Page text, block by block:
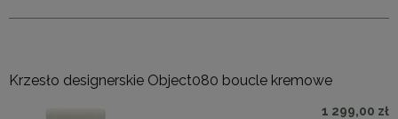
Krzesło designerskie Object080 boucle kremowe
1 299,00 zł